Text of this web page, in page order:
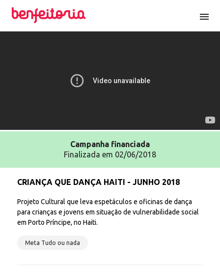
menu
Campanha financiada
Finalizada em 02/06/2018
CRIANÇA QUE DANÇA HAITI - JUNHO 2018
Projeto Cultural que leva espetáculos e oficinas de dança
para crianças e jovens em situação de vulnerabilidade social
em Porto Príncipe, no Haiti.
Meta Tudo ou nada